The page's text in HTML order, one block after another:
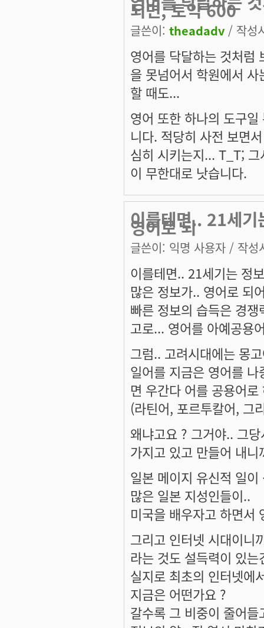
되면, 토익 600
글쓴이: theadadv / 작성
영어를 닥달하는 것처럼
을 못넘어서 학원에서
할 때도...
영어 또한 하나의 도구
니다. 적당히 사전 보면
심히 시키는지... T_T;
이 무한대로 낫습니다.
이를테면.. 21세
영어로 되
글쓴이: 익명 사용자 / 작성
이를테면.. 21세기는 정
많은 정보가.. 영어로 되
빠른 정보의 습득은 경
고로... 영어를 아예공용
그럼.. 고려시대에는 몽
일어를 지금은 영어를
면 우간다 어를 공용어
(라틴어, 포르투칼어, 그
왜냐고요 ? 그거야.. 그
가지고 있고 만들어 내
일본 메이지 유신적 일
많은 일본 지성인들이..
미국을 배우자고 하면서
그리고 인터넷 시대이니
라는 것도 설득력이 있
실지로 최초의 인터넷에
지금은 어떤가요 ?
갈수록 그 비중이 줄어들